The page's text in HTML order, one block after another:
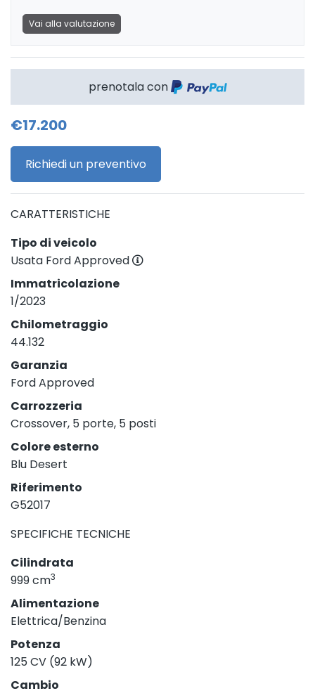
Vai alla valutazione
prenotala con
€17.200
Richiedi un preventivo
CARATTERISTICHE
Tipo di veicolo
Usata Ford Approved
Immatricolazione
1/2023
Chilometraggio
44.132
Garanzia
Ford Approved
Carrozzeria
Crossover, 5 porte, 5 posti
Colore esterno
Blu Desert
Riferimento
G52017
SPECIFICHE TECNICHE
Cilindrata
999 cm3
Alimentazione
Elettrica/Benzina
Potenza
125 CV (92 kW)
Cambio